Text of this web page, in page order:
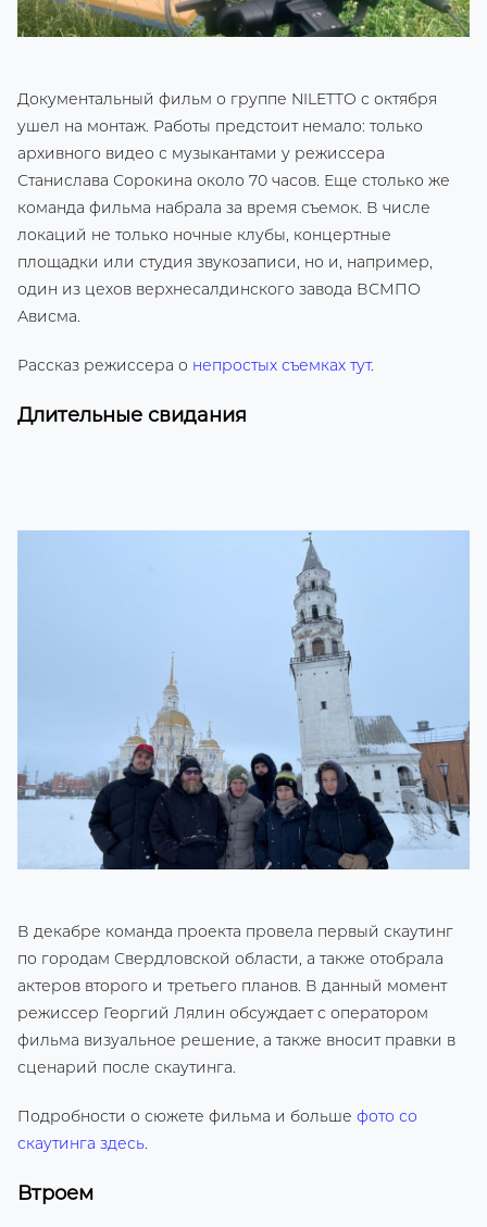
Документальный фильм о группе NILETTO с октября
ушел на монтаж. Работы предстоит немало: только
архивного видео с музыкантами у режиссера
Станислава Сорокина около 70 часов. Еще столько же
команда фильма набрала за время съемок. В числе
локаций не только ночные клубы, концертные
площадки или студия звукозаписи, но и, например,
один из цехов верхнесалдинского завода ВСМПО
Ависма.
Рассказ режиссера о непростых съемках тут.
Длительные свидания
В декабре команда проекта провела первый скаутинг
по городам Свердловской области, а также отобрала
актеров второго и третьего планов. В данный момент
режиссер Георгий Лялин обсуждает с оператором
фильма визуальное решение, а также вносит правки в
сценарий после скаутинга.
Подробности о сюжете фильма и больше фото со
скаутинга здесь.
Втроем